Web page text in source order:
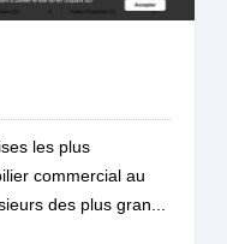
les plus
commercial au
des plus gran...